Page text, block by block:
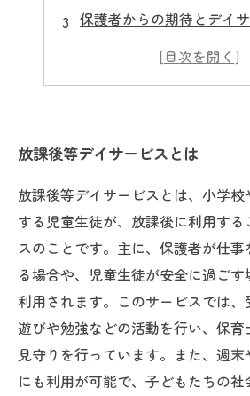
保護者からの期待とデイ
子どもたちが得ることが
放課後等デイサービスとは
放課後等デイサービスとは、小学
する児童生徒が、放課後に利用す
スのことです。主に、保護者が仕
る場合や、児童生徒が安全に過ごす
利用されます。このサービスでは
遊びや勉強などの活動を行い、保
見守りを行っています。また、週
にも利用が可能で、子どもたちの